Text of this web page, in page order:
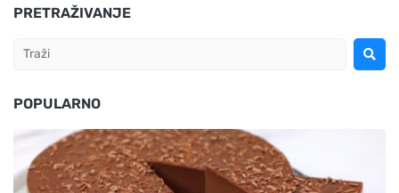
PRETRAŽIVANJE
POPULARNO